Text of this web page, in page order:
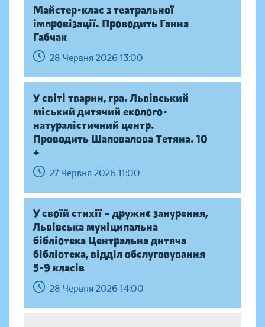
Майстер-клас з театральної
імпровізації. Проводить Ганна
Габчак
28 Червня 2026 13:00
У світі тварин, гра. Львівський
міський дитячий еколого-
натуралістичний центр.
Проводить Шаповалова Тетяна. 10
+
27 Червня 2026 11:00
У своїй стихії – дружнє занурення,
Львівська муніципальна
бібліотека Центральна дитяча
бібліотека, відділ обслуговування
5-9 класів
28 Червня 2026 14:00